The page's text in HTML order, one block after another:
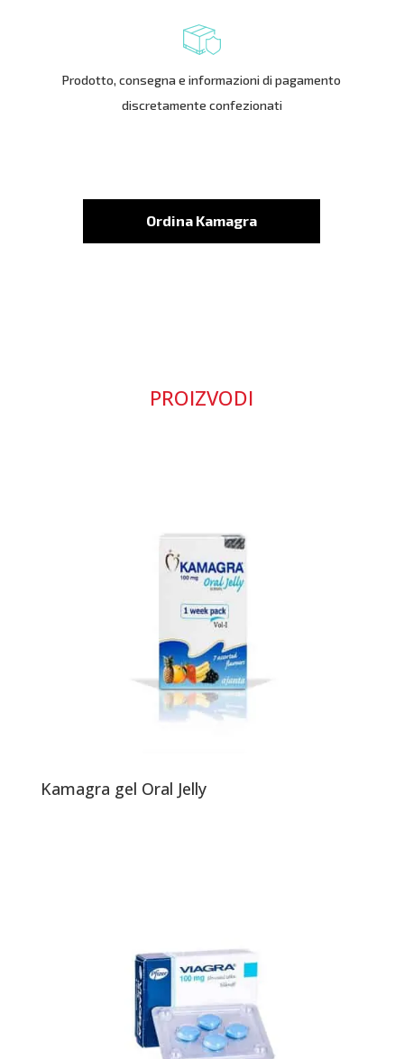
Prodotto, consegna e informazioni di pagamento
discretamente confezionati
Ordina Kamagra
PROIZVODI
Kamagra gel Oral Jelly